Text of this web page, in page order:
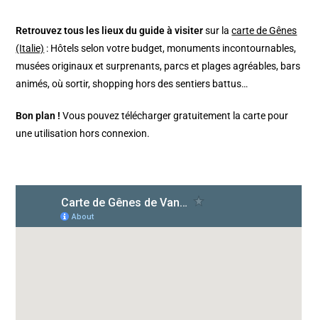
Retrouvez tous les lieux du guide à visitersur lacarte de Gênes
(Italie) : Hôtels selon votre budget, monuments incontournables,
musées originaux et surprenants, parcs et plages agréables, bars
animés, où sortir, shopping hors des sentiers battus…
Bon plan ! Vous pouvez télécharger gratuitement la carte pour
une utilisation hors connexion.